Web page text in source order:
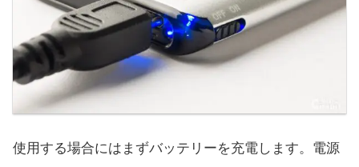
使用する場合にはまずバッテリーを充電します。電源